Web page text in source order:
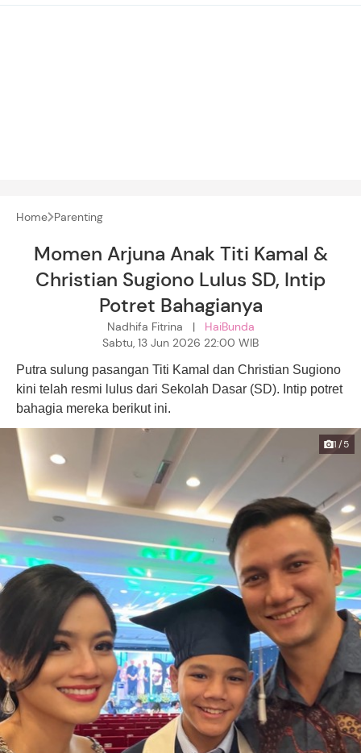
Home Parenting
Momen Arjuna Anak Titi Kamal &
Christian Sugiono Lulus SD, Intip
Potret Bahagianya
Nadhifa Fitrina | HaiBunda
Sabtu, 13 Jun 2026 22:00 WIB
Putra sulung pasangan Titi Kamal dan Christian Sugiono
kini telah resmi lulus dari Sekolah Dasar (SD). Intip potret
bahagia mereka berikut ini.
1/5